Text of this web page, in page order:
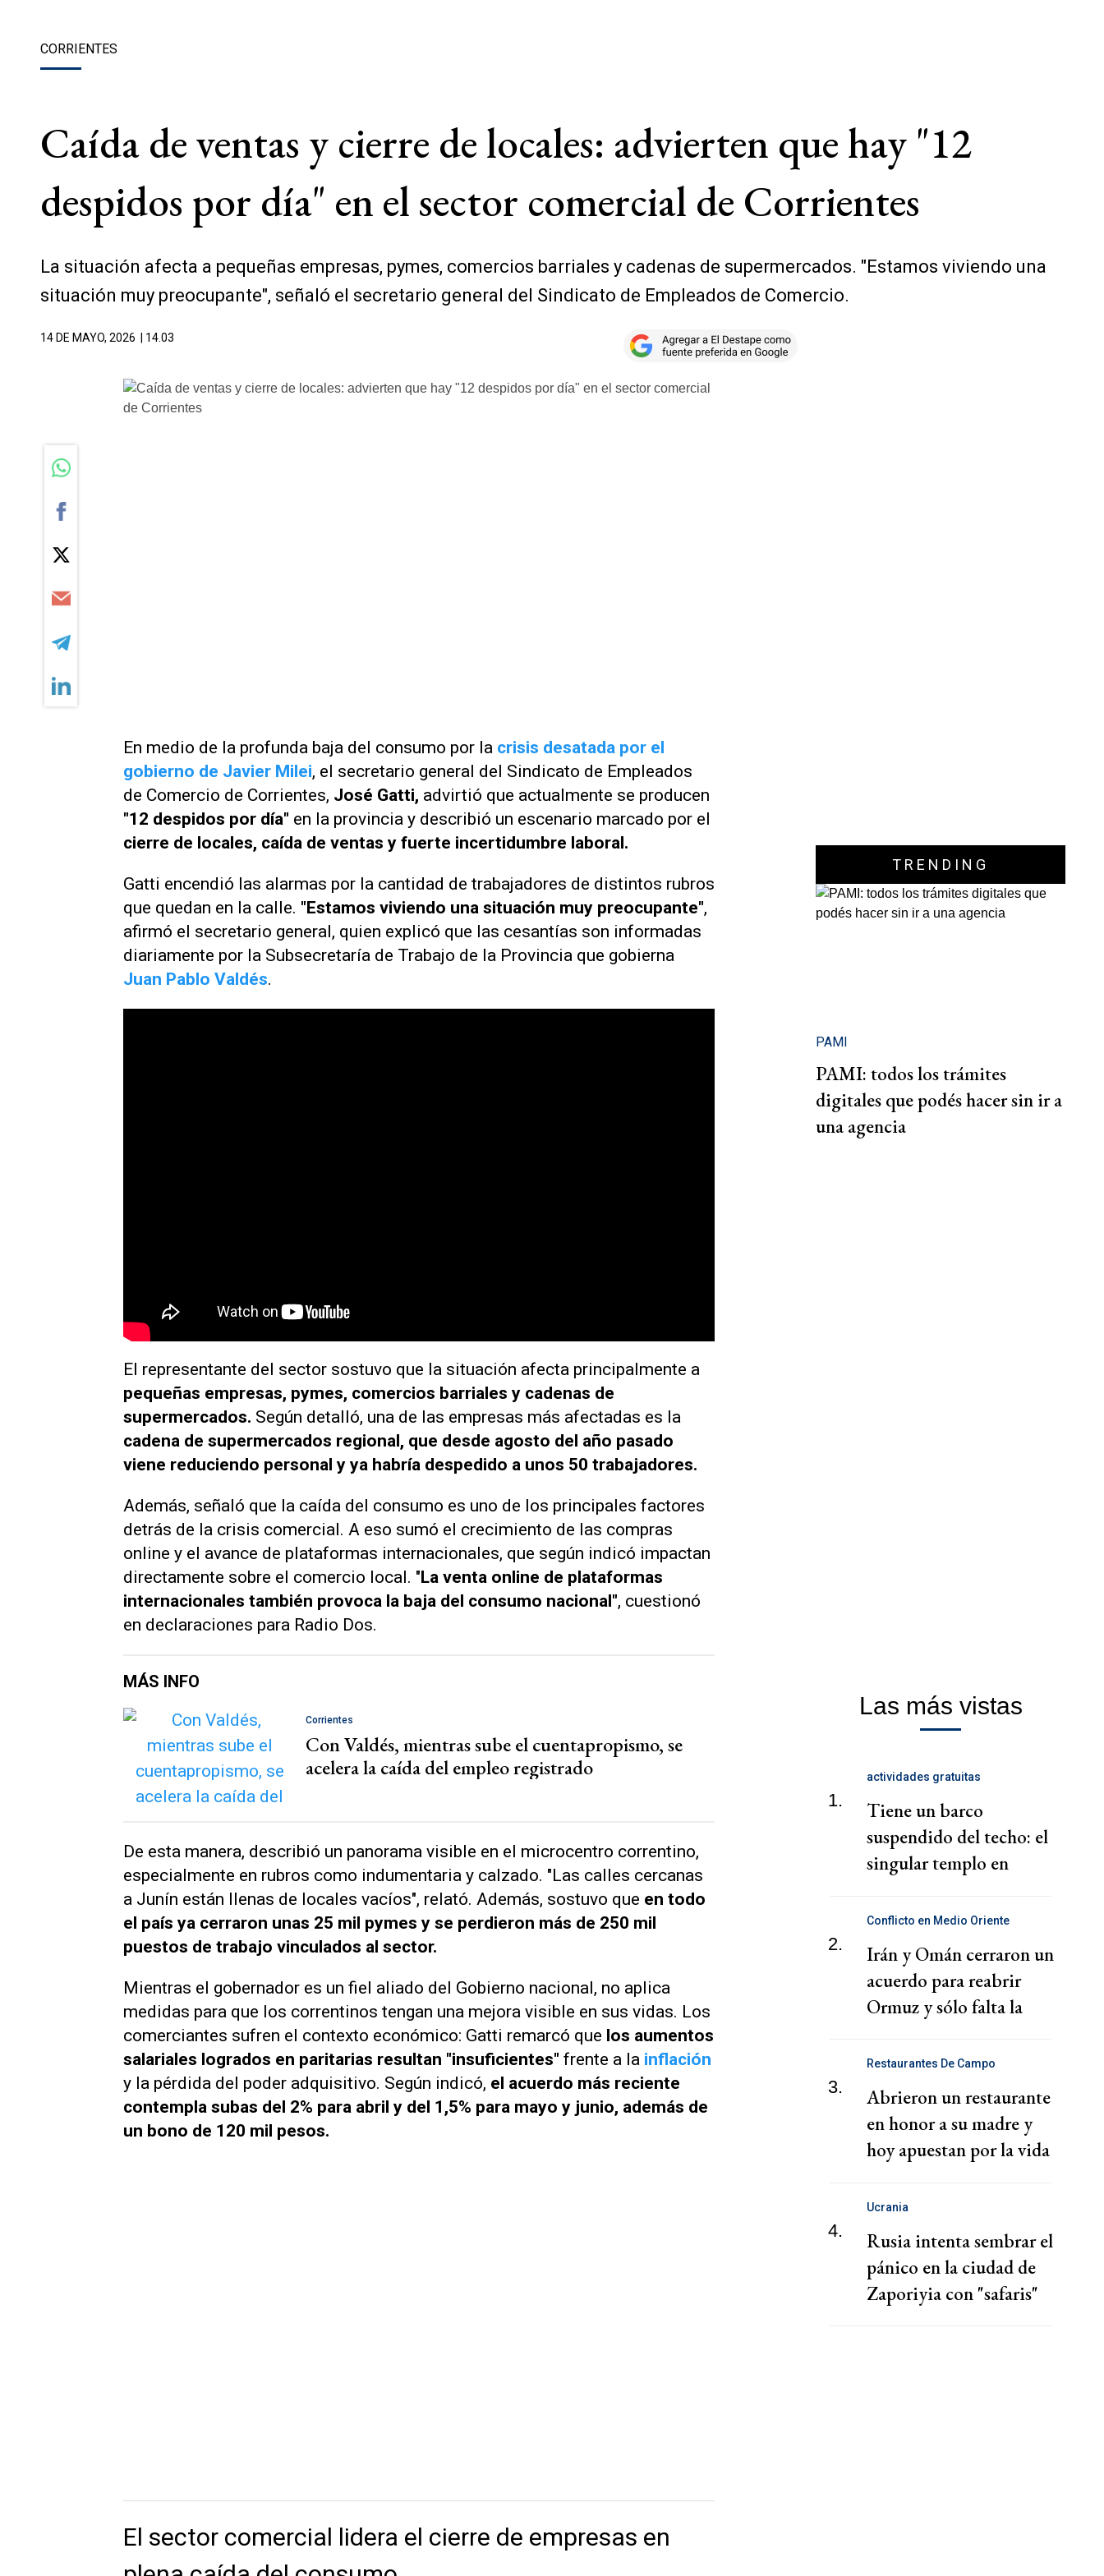
CORRIENTES
Caída de ventas y cierre de locales: advierten que hay "12
despidos por día" en el sector comercial de Corrientes
La situación afecta a pequeñas empresas, pymes, comercios barriales y cadenas de supermercados. "Estamos viviendo una
situación muy preocupante", señaló el secretario general del Sindicato de Empleados de Comercio.
14 DE MAYO, 2026 | 14.03
En medio de la profunda baja del consumo por la crisis desatada por el
gobierno de Javier Milei, el secretario general del Sindicato de Empleados
de Comercio de Corrientes, José Gatti, advirtió que actualmente se producen
"12 despidos por día" en la provincia y describió un escenario marcado por el
cierre de locales, caída de ventas y fuerte incertidumbre laboral.
Gatti encendió las alarmas por la cantidad de trabajadores de distintos rubros
que quedan en la calle. "Estamos viviendo una situación muy preocupante",
afirmó el secretario general, quien explicó que las cesantías son informadas
diariamente por la Subsecretaría de Trabajo de la Provincia que gobierna
Juan Pablo Valdés.
El representante del sector sostuvo que la situación afecta principalmente a
pequeñas empresas, pymes, comercios barriales y cadenas de
supermercados. Según detalló, una de las empresas más afectadas es la
cadena de supermercados regional, que desde agosto del año pasado
viene reduciendo personal y ya habría despedido a unos 50 trabajadores.
Además, señaló que la caída del consumo es uno de los principales factores
detrás de la crisis comercial. A eso sumó el crecimiento de las compras
online y el avance de plataformas internacionales, que según indicó impactan
directamente sobre el comercio local. "La venta online de plataformas
internacionales también provoca la baja del consumo nacional", cuestionó
en declaraciones para Radio Dos.
MÁS INFO
Corrientes
Con Valdés, mientras sube el cuentapropismo, se
acelera la caída del empleo registrado
De esta manera, describió un panorama visible en el microcentro correntino,
especialmente en rubros como indumentaria y calzado. "Las calles cercanas
a Junín están llenas de locales vacíos", relató. Además, sostuvo que en todo
el país ya cerraron unas 25 mil pymes y se perdieron más de 250 mil
puestos de trabajo vinculados al sector.
Mientras el gobernador es un fiel aliado del Gobierno nacional, no aplica
medidas para que los correntinos tengan una mejora visible en sus vidas. Los
comerciantes sufren el contexto económico: Gatti remarcó que los aumentos
salariales logrados en paritarias resultan "insuficientes" frente a la inflación
y la pérdida del poder adquisitivo. Según indicó, el acuerdo más reciente
contempla subas del 2% para abril y del 1,5% para mayo y junio, además de
un bono de 120 mil pesos.
El sector comercial lidera el cierre de empresas en
TRENDING
PAMI
PAMI: todos los trámites
digitales que podés hacer sin ir a
una agencia
Las más vistas
1.
actividades gratuitas
Tiene un barco
suspendido del techo: el
singular templo en
2.
Conflicto en Medio Oriente
Irán y Omán cerraron un
acuerdo para reabrir
Ormuz y sólo falta la
3.
Restaurantes De Campo
Abrieron un restaurante
en honor a su madre y
hoy apuestan por la vida
4.
Ucrania
Rusia intenta sembrar el
pánico en la ciudad de
Zaporiyia con "safaris"